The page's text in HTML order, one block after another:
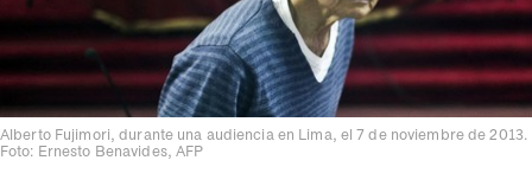
Alberto Fujimori, durante una audiencia en Lima, el 7 de noviembre de 2013.
Foto: Ernesto Benavides, AFP